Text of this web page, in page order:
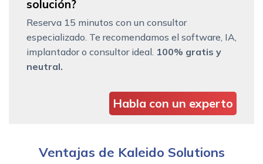
solución?
Reserva 15 minutos con un consultor
especializado. Te recomendamos el software, IA,
implantador o consultor ideal. 100% gratis y
neutral.
Habla con un experto
Ventajas de Kaleido Solutions